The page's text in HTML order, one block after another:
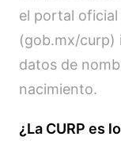
el portal oficial
(gob.mx/curp)
datos de
nacimiento.
¿La CURP es